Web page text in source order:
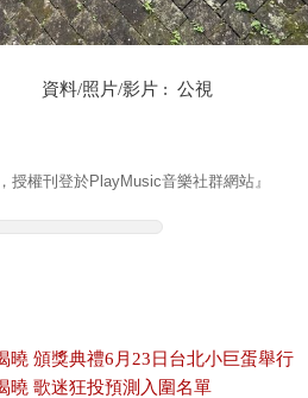
料/照片/影片 : 公視
授權刊登於PlayMusic音樂社群網站』
曉 頒獎典禮6月23日台北小巨蛋舉行
曉 歌迷狂投預測入圍名單